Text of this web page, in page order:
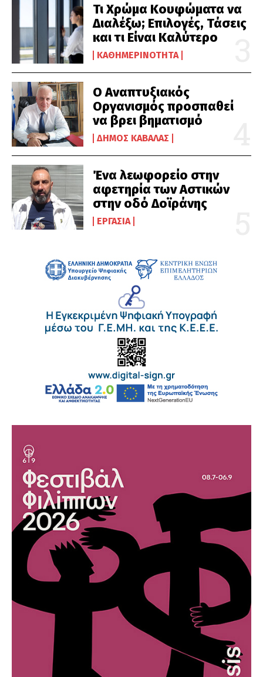
Τι Χρώμα Κουφώματα να
Διαλέξω; Επιλογές, Τάσεις
και τι Είναι Καλύτερο
ΚΑΘΗΜΕΡΙΝΌΤΗΤΑ
Ο Αναπτυξιακός
Οργανισμός προσπαθεί
να βρει βηματισμό
ΔΉΜΟΣ ΚΑΒΆΛΑΣ
Ένα λεωφορείο στην
αφετηρία των Αστικών
στην οδό Δοϊράνης
ΕΡΓΑΣΊΑ